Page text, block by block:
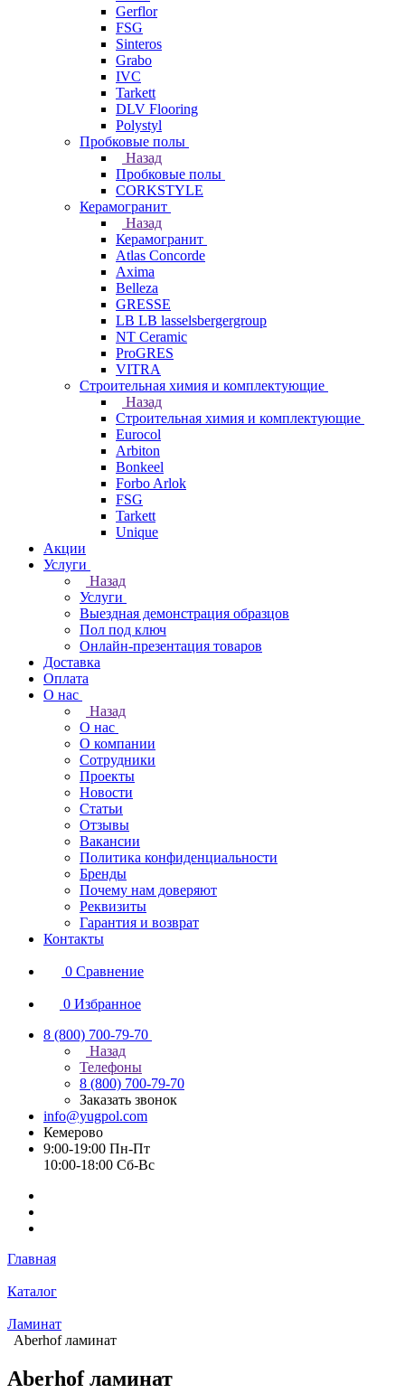
Gerflor
FSG
Sinteros
Grabo
IVC
Tarkett
DLV Flooring
Polystyl
Пробковые полы
Назад
Пробковые полы
CORKSTYLE
Керамогранит
Назад
Керамогранит
Atlas Concorde
Axima
Belleza
GRESSE
LB LB lasselsbergergroup
NT Ceramic
ProGRES
VITRA
Строительная химия и комплектующие
Назад
Строительная химия и комплектующие
Eurocol
Arbiton
Bonkeel
Forbo Arlok
FSG
Tarkett
Unique
Акции
Услуги
Назад
Услуги
Выездная демонстрация образцов
Пол под ключ
Онлайн-презентация товаров
Доставка
Оплата
О нас
Назад
О нас
О компании
Сотрудники
Проекты
Новости
Статьи
Отзывы
Вакансии
Политика конфиденциальности
Бренды
Почему нам доверяют
Реквизиты
Гарантия и возврат
Контакты
0 Сравнение
0 Избранное
8 (800) 700-79-70
Назад
Телефоны
8 (800) 700-79-70
Заказать звонок
info@yugpol.com
Кемерово
9:00-19:00 Пн-Пт
10:00-18:00 Cб-Вс
Главная
Каталог
Ламинат
Aberhof ламинат
Aberhof ламинат